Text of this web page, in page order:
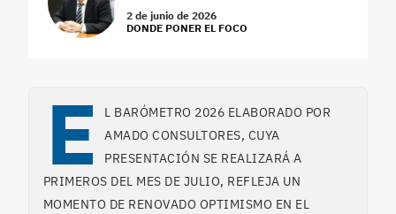
2 de junio de 2026
DONDE PONER EL FOCO
E
L BARÓMETRO 2026 ELABORADO POR
AMADO CONSULTORES, CUYA
PRESENTACIÓN SE REALIZARÁ A
PRIMEROS DEL MES DE JULIO, REFLEJA UN
MOMENTO DE RENOVADO OPTIMISMO EN EL